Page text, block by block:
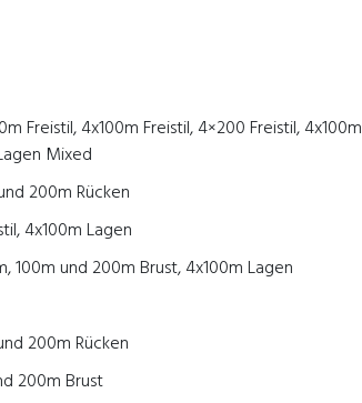
Freistil, 4x100m Freistil, 4×200 Freistil, 4x100m
Mixed
200m Rücken
4x100m Lagen
100m und 200m Brust, 4x100m Lagen
200m Rücken
200m Brust